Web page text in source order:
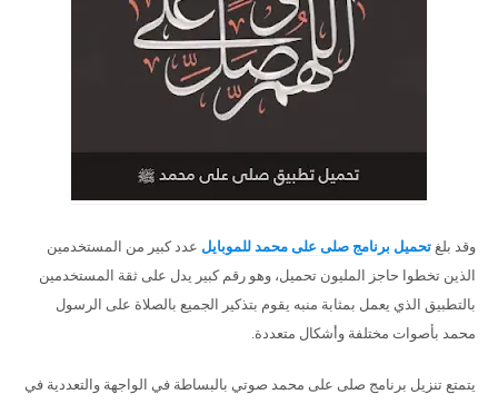
وقد بلغ تحميل برنامج صلى على محمد للموبايل عدد كبير من المستخدمين
الذين تخطوا حاجز المليون تحميل، وهو رقم كبير يدل على ثقة المستخدمين
بالتطبيق الذي يعمل بمثابة منبه يقوم بتذكير الجميع بالصلاة على الرسول
محمد بأصوات مختلفة وأشكال متعددة.
يتمتع تنزيل برنامج صلى على محمد صوتي بالبساطة في الواجهة والتعددية في